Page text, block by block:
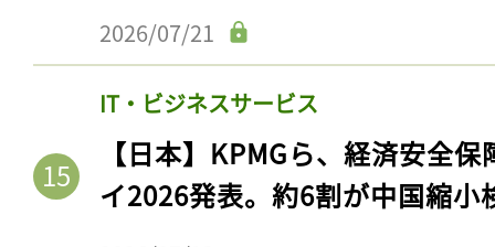
2026/07/21
IT・ビジネスサービス
【日本】KPMGら、経済安全
イ2026発表。約6割が中国縮小